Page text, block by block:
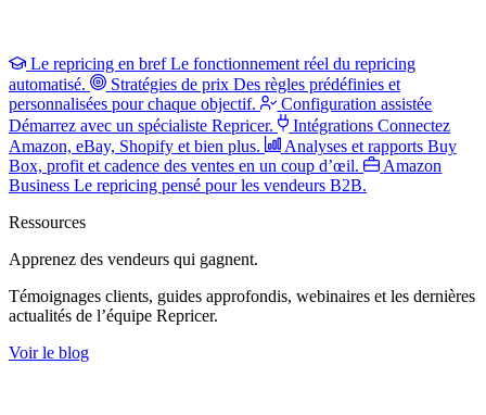
Le repricing en bref Le fonctionnement réel du repricing
automatisé.
Stratégies de prix Des règles prédéfinies et
personnalisées pour chaque objectif.
Configuration assistée
Démarrez avec un spécialiste Repricer.
Intégrations Connectez
Amazon, eBay, Shopify et bien plus.
Analyses et rapports Buy
Box, profit et cadence des ventes en un coup d’œil.
Amazon
Business Le repricing pensé pour les vendeurs B2B.
Ressources
Apprenez des vendeurs qui gagnent.
Témoignages clients, guides approfondis, webinaires et les dernières
actualités de l’équipe Repricer.
Voir le blog